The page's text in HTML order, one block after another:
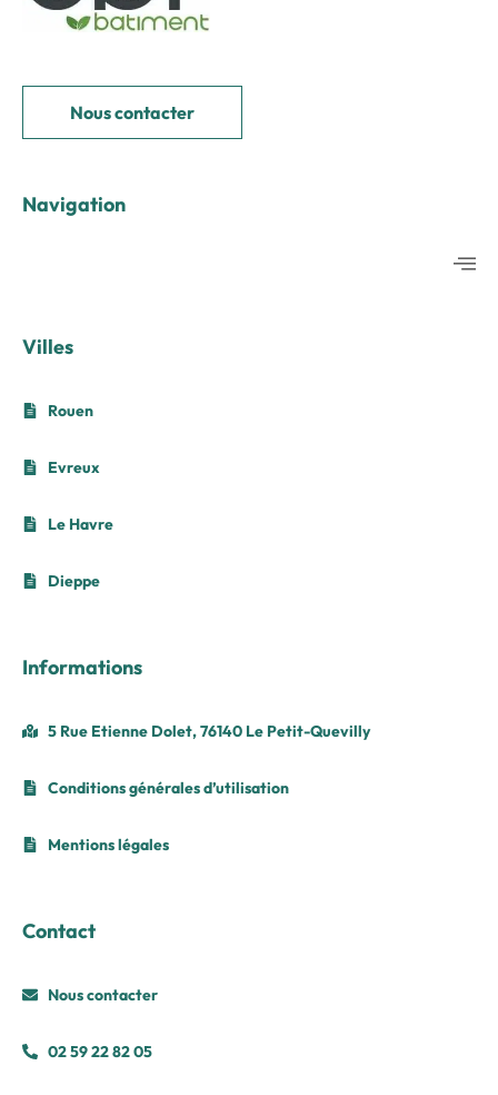
Nous contacter
Navigation
Villes
Rouen
Evreux
Le Havre
Dieppe
Informations
5 Rue Etienne Dolet, 76140 Le Petit-Quevilly
Conditions générales d’utilisation
Mentions légales
Contact
Nous contacter
02 59 22 82 05